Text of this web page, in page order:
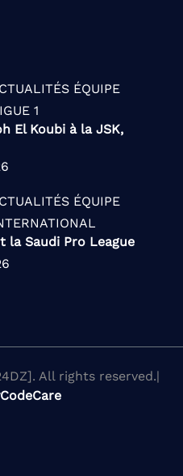
ÉQUIPE
1
El Koubi à la JSK,
ÉQUIPE
la Saudi Pro League
All rights reserved.|